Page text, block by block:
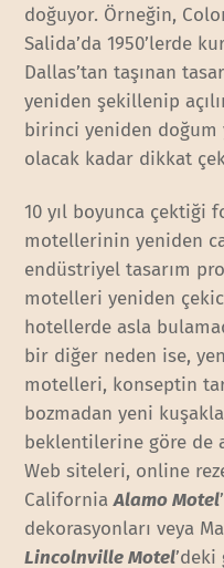
doğuyor. Örneğin,
Salida’da 1950’lerde
Dallas’tan taşınan
yeniden şekillenip
birinci yeniden doğum
olacak kadar dikkat
10 yıl boyunca çektiği
motellerinin yeniden
endüstriyel tasarım
motelleri yeniden
hotellerde asla
bir diğer neden ise,
motelleri, konseptin
bozmadan yeni
beklentilerine göre de
Web siteleri, online
CaliforniaAlamo Motel
dekorasyonları veya
Lincolnville Motel